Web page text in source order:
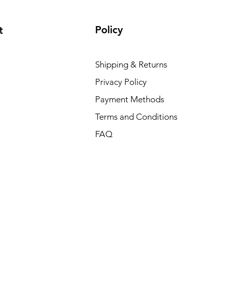
Policy
Shipping & Returns
Privacy Policy
Payment Methods
Terms and Conditions
FAQ